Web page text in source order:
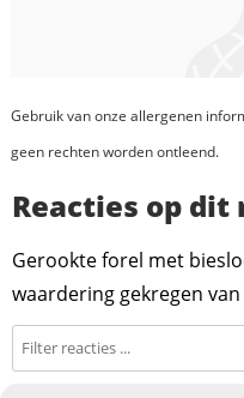
Gebruik van onze allergenen
geen rechten worden ontleend.
Reacties op dit
Gerookte forel met
waardering gekregen van